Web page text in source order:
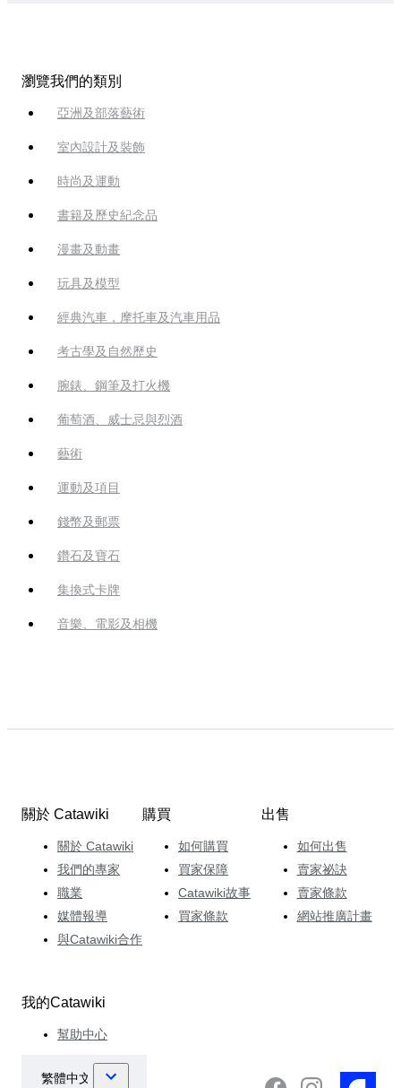
瀏覽我們的類別
亞洲及部落藝術
室內設計及裝飾
時尚及運動
書籍及歷史紀念品
漫畫及動畫
玩具及模型
經典汽車，摩托車及汽車用品
考古學及自然歷史
腕錶、鋼筆及打火機
葡萄酒、威士忌與烈酒
藝術
運動及項目
錢幣及郵票
鑽石及寶石
集換式卡牌
音樂、電影及相機
關於 Catawiki
關於 Catawiki
我們的專家
職業
媒體報導
與Catawiki合作
購買
如何購買
買家保障
Catawiki故事
買家條款
出售
如何出售
賣家祕訣
賣家條款
網站推廣計畫
我的Catawiki
幫助中心